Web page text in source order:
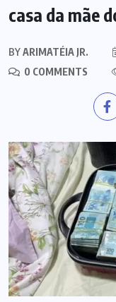
casa da mãe
BYARIMATÉIA JR.
0 COMMENTS